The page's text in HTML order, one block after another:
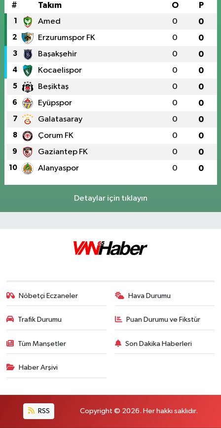
# Takım O P
1 Amed 0 0
2 Erzurumspor FK 0 0
3 Başakşehir 0 0
4 Kocaelispor 0 0
5 Beşiktaş 0 0
6 Eyüpspor 0 0
7 Galatasaray 0 0
8 Çorum FK 0 0
9 Gaziantep FK 0 0
10 Alanyaspor 0 0
Detaylar için tıklayın
Nöbetçi Eczaneler Hava Durumu
Trafik Durumu Puan Durumu ve Fikstür
Tüm Manşetler Son Dakika Haberleri
Haber Arşivi
RSS Copyright © 2026. Her hakkı saklıdır.